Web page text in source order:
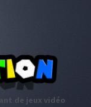
de jeux vidéo